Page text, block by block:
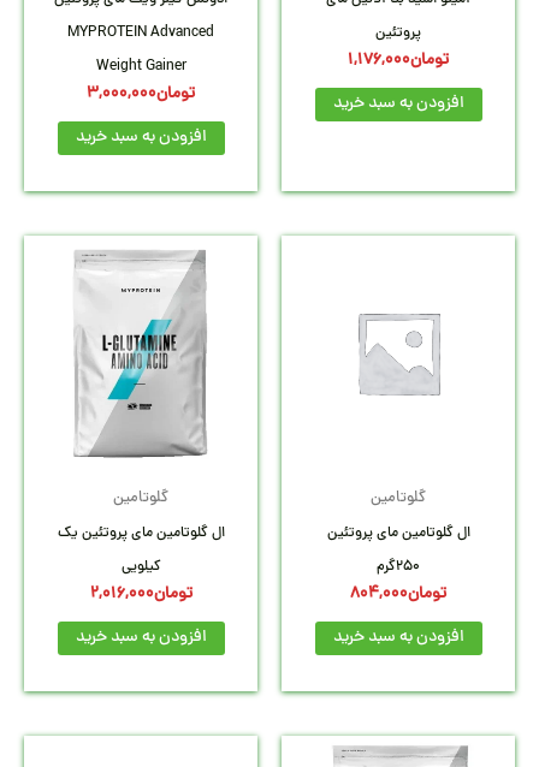
پروتئین
تومان1,176,000
افزودن به سبد خرید
MYPROTEIN Advanced
Weight Gainer
تومان3,000,000
افزودن به سبد خرید
گلوتامین
ال گلوتامین مای پروتئین
250گرم
تومان804,000
افزودن به سبد خرید
گلوتامین
ال گلوتامین مای پروتئین یک
کیلویی
تومان2,016,000
افزودن به سبد خرید